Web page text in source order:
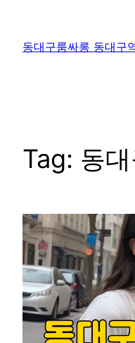
content
동대구룸싸롱 동대구
Tag: 동